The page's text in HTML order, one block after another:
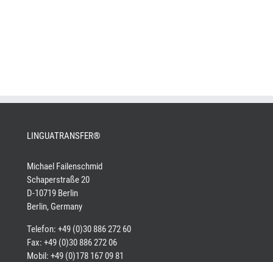
LINGUATRANSFER®
Michael Failenschmid
Schaperstraße 20
D-10719 Berlin
Berlin, Germany
Telefon: +49 (0)30 886 272 60
Fax: +49 (0)30 886 272 06
Mobil: +49 (0)178 167 09 81